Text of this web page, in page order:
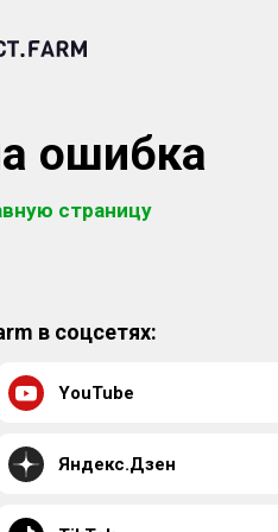
ошибка
страницу
в соцсетях:
YouTube
Яндекс.Дзен